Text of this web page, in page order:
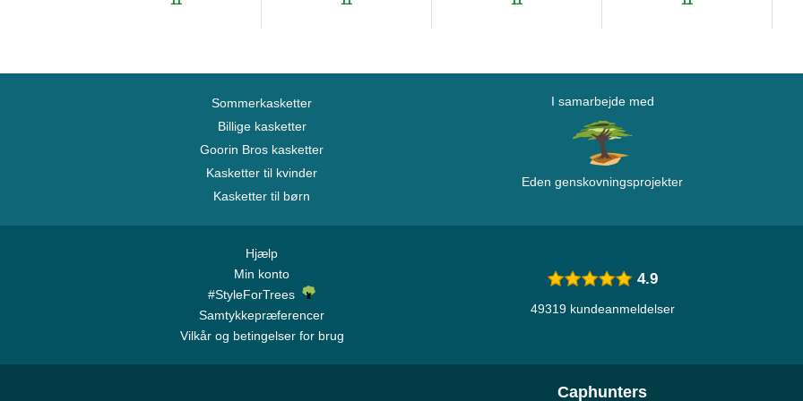
Sommerkasketter
Billige kasketter
Goorin Bros kasketter
Kasketter til kvinder
Kasketter til børn
I samarbejde med
Eden genskovningsprojekter
Hjælp
Min konto
#StyleForTrees
Samtykkepræferencer
Vilkår og betingelser for brug
4.9
49319 kundeanmeldelser
Caphunters